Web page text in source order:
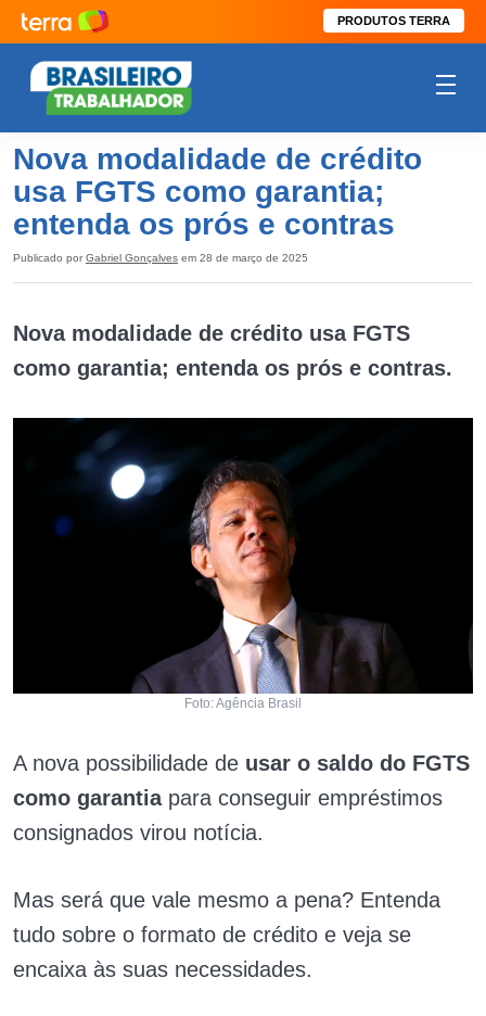
PRODUTOS TERRA
Nova modalidade de crédito
usa FGTS como garantia;
entenda os prós e contras
Publicado por Gabriel Gonçalves em 28 de março de 2025
Nova modalidade de crédito usa FGTS
como garantia; entenda os prós e contras.
Foto: Agência Brasil
A nova possibilidade de usar o saldo do FGTS
como garantia para conseguir empréstimos
consignados virou notícia.
Mas será que vale mesmo a pena? Entenda
tudo sobre o formato de crédito e veja se
encaixa às suas necessidades.